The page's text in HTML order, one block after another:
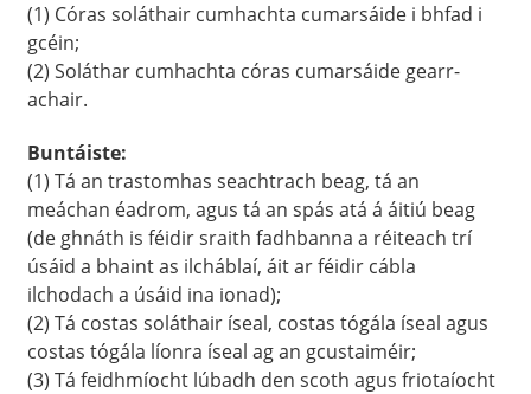
(1) Córas soláthair cumhachta cumarsáide i bhfad i
gcéin;
(2) Soláthar cumhachta córas cumarsáide gearr-
achair.
Buntáiste:
(1) Tá an trastomhas seachtrach beag, tá an
meáchan éadrom, agus tá an spás atá á áitiú beag
(de ghnáth is féidir sraith fadhbanna a réiteach trí
úsáid a bhaint as ilcháblaí, áit ar féidir cábla
ilchodach a úsáid ina ionad);
(2) Tá costas soláthair íseal, costas tógála íseal agus
costas tógála líonra íseal ag an gcustaiméir;
(3) Tá feidhmíocht lúbadh den scoth agus friotaíocht